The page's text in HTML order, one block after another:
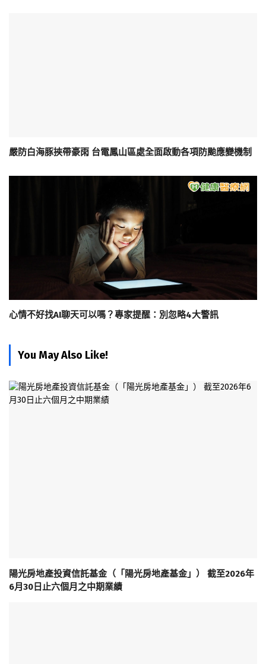
嚴防白海豚挾帶豪雨 台電鳳山區處全面啟動各項防颱應變機制
心情不好找AI聊天可以嗎？專家提醒：別忽略4大警訊
You May Also Like!
陽光房地產投資信託基金（「陽光房地產基金」） 截至2026年
6月30日止六個月之中期業績